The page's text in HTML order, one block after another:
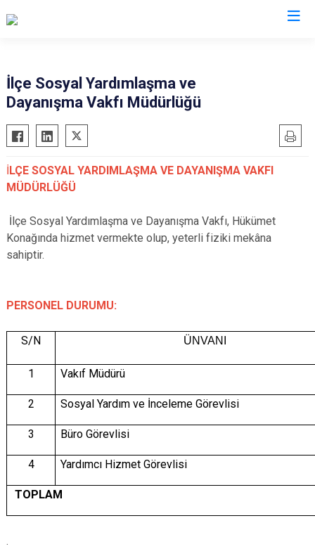
Akkuş
Aybastı
Çatalpınar
Fatsa
Gölköy
Gülyalı
İkizce
Kabadüz
Kumru
Perşembe
Ulubey
İlçe Sosyal Yardımlaşma ve
Dayanışma Vakfı Müdürlüğü
İLÇE SOSYAL YARDIMLAŞMA VE DAYANIŞMA VAKFI
MÜDÜRLÜĞÜ
İlçe Sosyal Yardımlaşma ve Dayanışma Vakfı, Hükümet
Konağında hizmet vermekte olup, yeterli fiziki mekâna
sahiptir.
PERSONEL DURUMU:
S/N ÜNVANI
1 Vakıf Müdürü
2 Sosyal Yardım ve İnceleme Görevlisi
3 Büro Görevlisi
4 Yardımcı Hizmet Görevlisi
TOPLAM
.